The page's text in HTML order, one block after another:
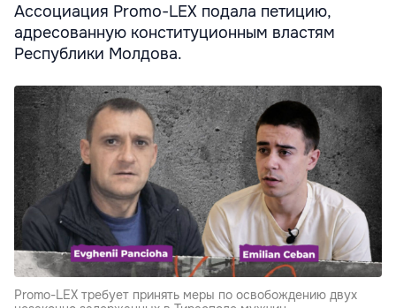
Ассоциация Promo-LEX подала петицию,
адресованную конституционным властям
Республики Молдова.
Promo-LEX требует принять меры по освобождению двух